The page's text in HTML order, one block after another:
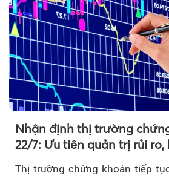
Nhận định thị trường
22/7: Ưu tiên quản trị rủi
Thị trường chứng khoán tiếp